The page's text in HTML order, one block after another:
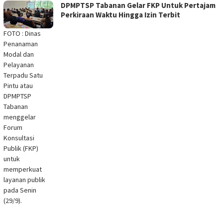
FOTO : Dinas
Penanaman
Modal dan
Pelayanan
Terpadu Satu
Pintu atau
DPMPTSP
Tabanan
menggelar
Forum
Konsultasi
Publik (FKP)
untuk
memperkuat
layanan publik
pada Senin
(29/9).
DPMPTSP Tabanan Gelar FKP Untuk Pertajam
Perkiraan Waktu Hingga Izin Terbit